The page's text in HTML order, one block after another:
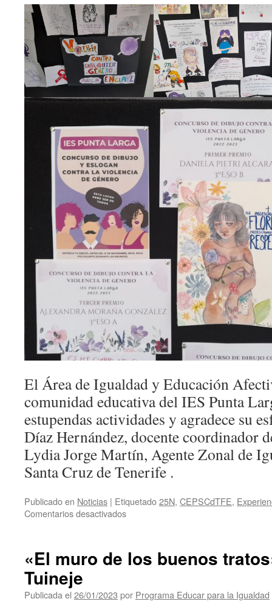
El Área de Igualdad y Educación
comunidad educativa del IES Punta
estupendas actividades y agradece su
Díaz Hernández, docente coordinador
Lydia Jorge Martín, Agente Zonal de
Santa Cruz de Tenerife .
Publicado en Noticias | Etiquetado25N, CEPSCdTFE,
Comentarios desactivadosen
IES
«El muro de los buenos
Tuineje
Publicada el 26/01/2023 por Programa Educar para la Igualdad